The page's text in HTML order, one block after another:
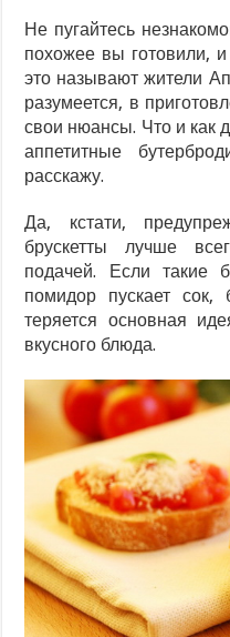
Не пугайтесь
похожее вы готовили,
это называют жители
разумеется, в
свои нюансы. Что и как
аппетитные
расскажу.
Да, кстати,
брускетты лучше
подачей. Если такие
помидор пускает сок,
теряется основная
вкусного блюда.